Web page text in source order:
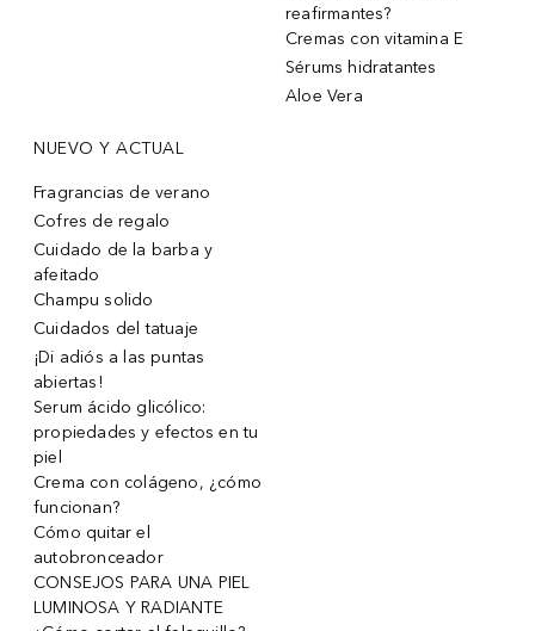
reafirmantes?
Cremas con vitamina E
Sérums hidratantes
Aloe Vera
NUEVO Y ACTUAL
Fragrancias de verano
Cofres de regalo
Cuidado de la barba y
afeitado
Champu solido
Cuidados del tatuaje
¡Di adiós a las puntas
abiertas!
Serum ácido glicólico:
propiedades y efectos en tu
piel
Crema con colágeno, ¿cómo
funcionan?
Cómo quitar el
autobronceador
CONSEJOS PARA UNA PIEL
LUMINOSA Y RADIANTE